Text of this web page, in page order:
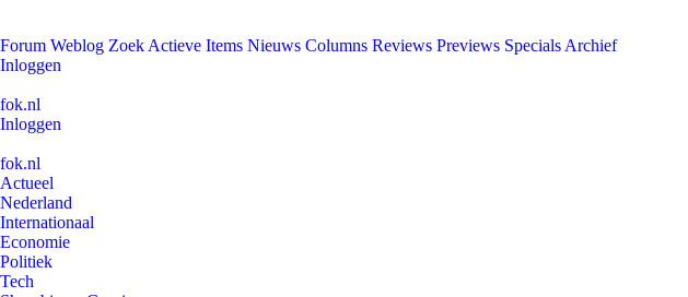
Forum Weblog Zoek Actieve Items Nieuws Columns Reviews Previews Specials Archief
Inloggen
fok.nl
Inloggen
fok.nl
Actueel
Nederland
Internationaal
Economie
Politiek
Tech